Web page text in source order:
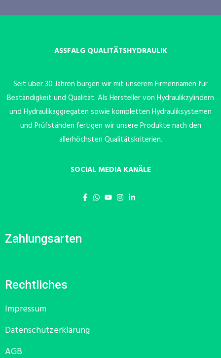
ASSFALG QUALITÄTSHYDRAULIK
Seit über 30 Jahren bürgen wir mit unserem Firmennamen für
Beständigkeit und Qualität. Als Hersteller von Hydraulikzylindern
und Hydraulikaggregaten sowie kompletten Hydrauliksystemen
und Prüfständen fertigen wir unsere Produkte nach den
allerhöchsten Qualitätskriterien.
SOCIAL MEDIA KANÄLE
Zahlungsarten
Rechtliches
Impressum
Datenschutzerklärung
AGB